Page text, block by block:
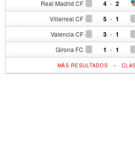
Real Madrid CF 4 - 2
Villarreal CF 5 - 1
Valencia CF 3 - 1
Girona FC 1 - 1
MÁS RESULTADOS -